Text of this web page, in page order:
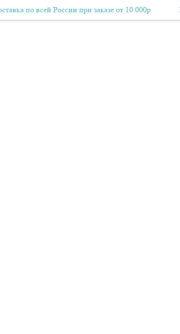
Авиа-доставка по всей России при заказе от
по всей России при заказе от 10 000р.